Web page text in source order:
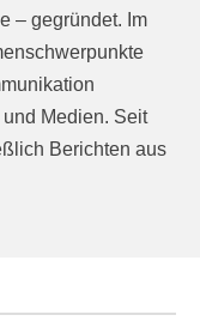
– gegründet. Im
Medien. Seit
Berichten aus